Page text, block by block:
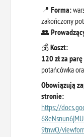
📍Forma:
zakończony
👥
💰Koszt:
120 zł za parę
potańcówka
Obowiązują
stronie:
https://
9tnwQ/